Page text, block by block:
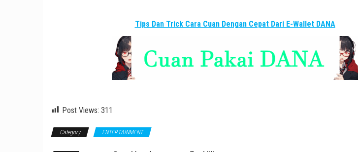
Tips Dan Trick Cara Cuan Dengan Cepat Dari E-Wallet DANA
Post Views: 311
Category ENTERTAINMENT